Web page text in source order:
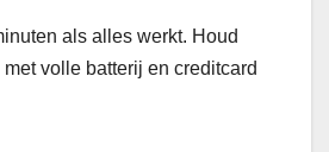
als alles werkt. Houd
volle batterij en creditcard